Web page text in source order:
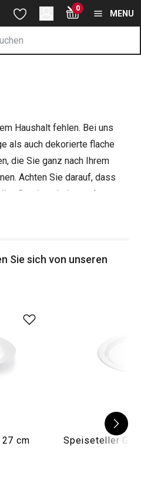
Teller Seite
springen
springen
springen 0
MENU
Haushalt fehlen. Bei uns
als auch dekorierte flache
die Sie ganz nach Ihrem
Achten Sie darauf, dass
Servierschalen
und
Familie oder Freunde mit
Sie sich von unseren
cm Speiseteller